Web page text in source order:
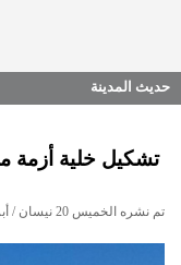
حديث المدينة
تشكيل خلية أزمة
تم نشره الخميس 20 نيسان / أبريل 2023 12:54 صباحاً